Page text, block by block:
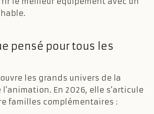
pensé pour tous les
les grands univers de la
En 2026, elle s’articule
familles complémentaires :